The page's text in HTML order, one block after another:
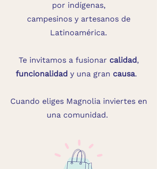
por indígenas,
campesinos y artesanos de
Latinoamérica.
Te invitamos a fusionar calidad,
funcionalidady una gran causa.
Cuando eliges Magnolia inviertes en
una comunidad.